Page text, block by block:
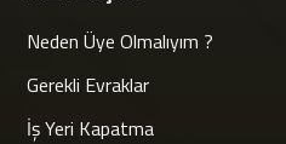
Neden Üye Olmalıyım ?
Gerekli Evraklar
İş Yeri Kapatma